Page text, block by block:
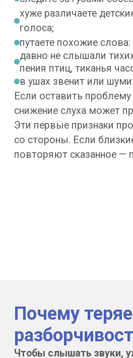
теряется восприятие звуков речи,
особенно тихих и высоких.
не выручает: звуки слышны, а
не «говорить громче», а определить
источник проблемы.